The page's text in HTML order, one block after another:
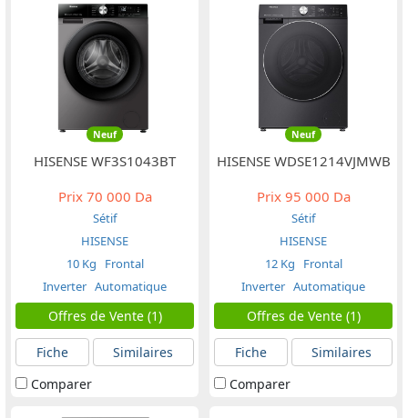
Neuf
HISENSE WF3S1043BT
Prix70 000 Da
Sétif
HISENSE
10 Kg
Frontal
Inverter Automatique
Offres de Vente (1)
Fiche
Similaires
Comparer
Neuf
HISENSE WDSE1214VJMWB
Prix95 000 Da
Sétif
HISENSE
12 Kg
Frontal
Inverter Automatique
Offres de Vente (1)
Fiche
Similaires
Comparer